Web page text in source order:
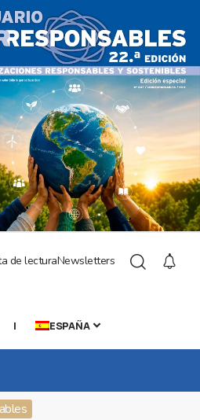
de lecturaNewsletters
| ESPAÑA